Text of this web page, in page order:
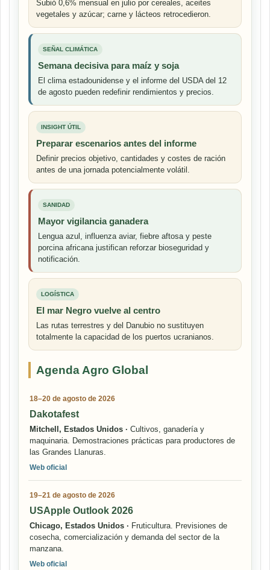
Subió 0,6% mensual en julio por cereales, aceites
vegetales y azúcar; carne y lácteos retrocedieron.
SEÑAL CLIMÁTICA
Semana decisiva para maíz y soja
El clima estadounidense y el informe del USDA del 12
de agosto pueden redefinir rendimientos y precios.
INSIGHT ÚTIL
Preparar escenarios antes del informe
Definir precios objetivo, cantidades y costes de ración
antes de una jornada potencialmente volátil.
SANIDAD
Mayor vigilancia ganadera
Lengua azul, influenza aviar, fiebre aftosa y peste
porcina africana justifican reforzar bioseguridad y
notificación.
LOGÍSTICA
El mar Negro vuelve al centro
Las rutas terrestres y del Danubio no sustituyen
totalmente la capacidad de los puertos ucranianos.
Agenda Agro Global
18–20 de agosto de 2026
Dakotafest
Mitchell, Estados Unidos · Cultivos, ganadería y
maquinaria. Demostraciones prácticas para productores de
las Grandes Llanuras.
Web oficial
19–21 de agosto de 2026
USApple Outlook 2026
Chicago, Estados Unidos · Fruticultura. Previsiones de
cosecha, comercialización y demanda del sector de la
manzana.
Web oficial